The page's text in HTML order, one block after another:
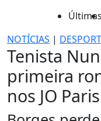
Últimas
NOTÍCIAS |
Tenista
primeira
nos JO